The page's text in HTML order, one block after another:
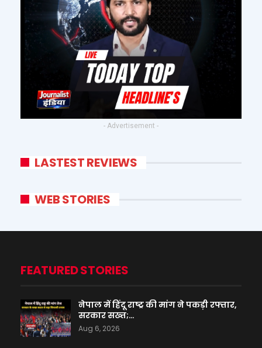
- Advertisement -
LASTEST REVIEWS
WEB STORIES
FEATURED STORIES
नेपाल में हिंदू राष्ट्र की मांग ने पकड़ी रफ्तार,
सरकार सख्त;…
Aug 6, 2026